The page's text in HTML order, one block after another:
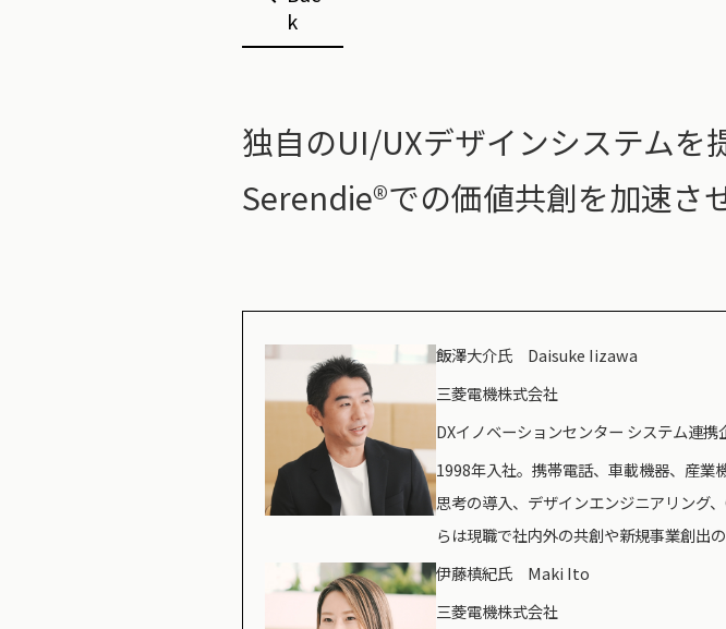
k
独自のUI/UXデザインシステムを
Serendie®での価値共創を加速さ
飯澤大介氏 Daisuke Iizawa
三菱電機株式会社
DXイノベーションセンター システム連携
1998年入社。携帯電話、車載機器、産業
思考の導入、デザインエンジニアリング
らは現職で社内外の共創や新規事業創出
伊藤槙紀氏 Maki Ito
三菱電機株式会社